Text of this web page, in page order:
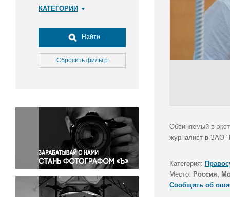
КАТЕГОРИИ
Досуг, туризм и отдых
Культура
Медицина
Окружающая среда
Политика
Правосудие
Происшествия и конфликты
Религия
Светская жизнь
Спорт
Найти
Сбросить фильтр
Обвиняемый в
журналист в ЗАО
Категория:
Место: Россия,
Сообщить об